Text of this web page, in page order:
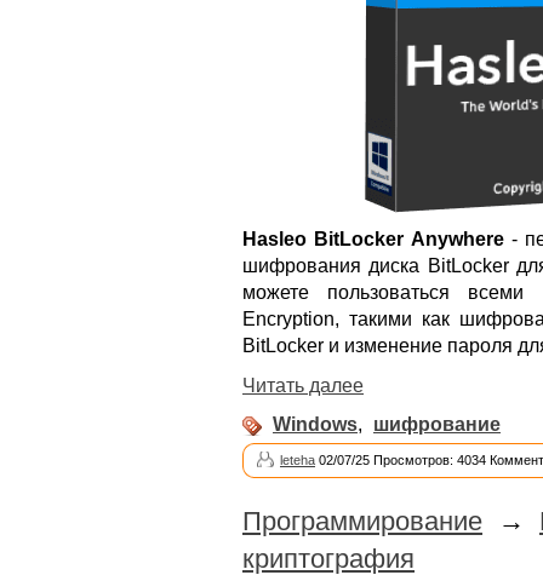
Hasleo BitLocker Anywhere-
шифрования диска BitLocker
можете пользоваться
Encryption, такими как
BitLocker и изменение пароля
Читать далее
Windows, шифрование
leteha 02/07/25 Просмотров: 4034
Программирование →
криптография